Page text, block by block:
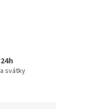
svátky